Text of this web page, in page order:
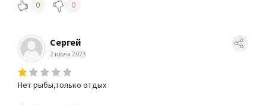
0 0
Сергей
2 июля 2023
Нет рыбы,только отдых